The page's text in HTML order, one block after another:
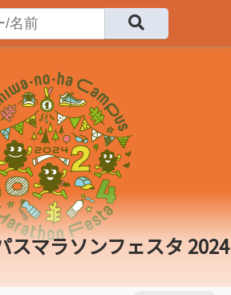
スマラソンフェスタ 2024